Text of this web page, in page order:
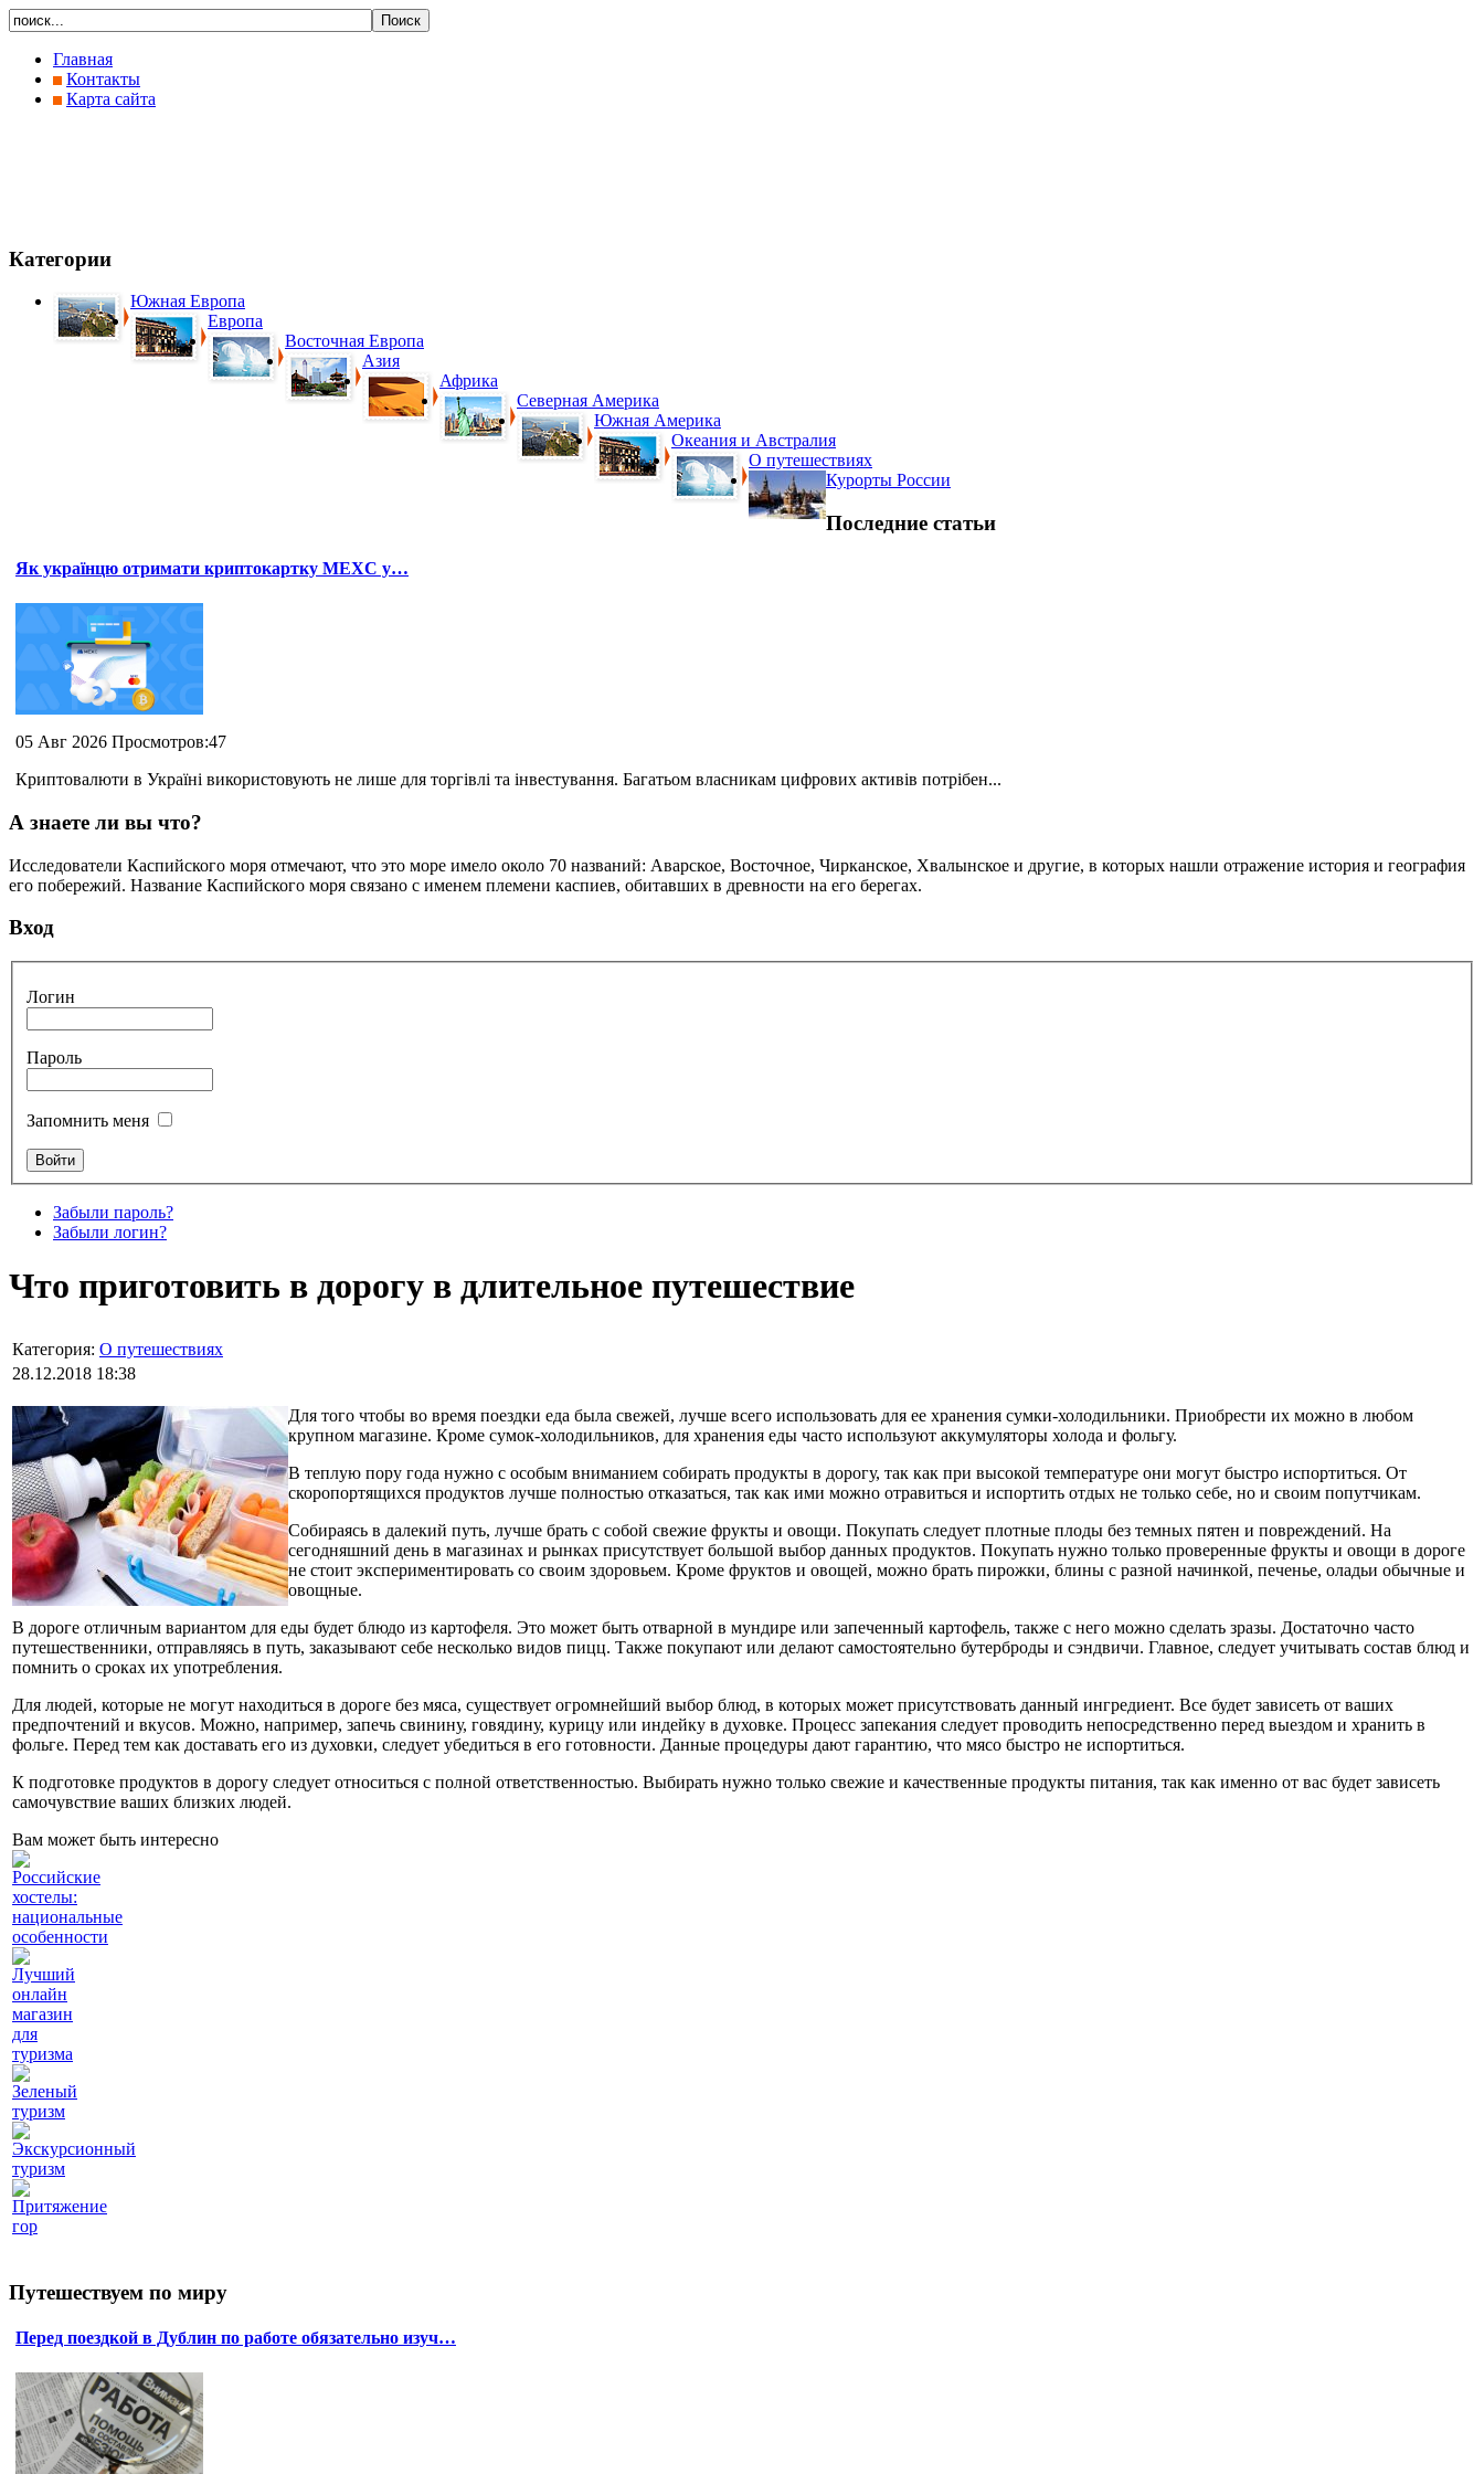
Главная
Контакты
Карта сайта
Категории
Южная Европа
Европа
Восточная Европа
Азия
Африка
Северная Америка
Южная Америка
Океания и Австралия
О путешествиях
Курорты России
Последние статьи
Як українцю отримати криптокартку MEXC у…
05 Авг 2026 Просмотров:47
Криптовалюти в Україні використовують не лише для торгівлі та інвестування. Багатьом власникам цифрових активів потрібен...
А знаете ли вы что?
Исследователи Каспийского моря отмечают, что это море имело около 70 названий: Аварское, Восточное, Чирканское, Хвалынское и другие, в которых нашли отражение история и география
его побережий. Название Каспийского моря связано с именем племени каспиев, обитавших в древности на его берегах.
Вход
Логин
Пароль
Запомнить меня
Забыли пароль?
Забыли логин?
Что приготовить в дорогу в длительное путешествие
Категория: О путешествиях
28.12.2018 18:38
Для того чтобы во время поездки еда была свежей, лучше всего использовать для ее хранения сумки-холодильники. Приобрести их можно в любом
крупном магазине. Кроме сумок-холодильников, для хранения еды часто используют аккумуляторы холода и фольгу.
В теплую пору года нужно с особым вниманием собирать продукты в дорогу, так как при высокой температуре они могут быстро испортиться. От
скоропортящихся продуктов лучше полностью отказаться, так как ими можно отравиться и испортить отдых не только себе, но и своим попутчикам.
Собираясь в далекий путь, лучше брать с собой свежие фрукты и овощи. Покупать следует плотные плоды без темных пятен и повреждений. На
сегодняшний день в магазинах и рынках присутствует большой выбор данных продуктов. Покупать нужно только проверенные фрукты и овощи в дороге
не стоит экспериментировать со своим здоровьем. Кроме фруктов и овощей, можно брать пирожки, блины с разной начинкой, печенье, оладьи обычные и
овощные.
В дороге отличным вариантом для еды будет блюдо из картофеля. Это может быть отварной в мундире или запеченный картофель, также с него можно сделать зразы. Достаточно часто
путешественники, отправляясь в путь, заказывают себе несколько видов пицц. Также покупают или делают самостоятельно бутерброды и сэндвичи. Главное, следует учитывать состав блюд и
помнить о сроках их употребления.
Для людей, которые не могут находиться в дороге без мяса, существует огромнейший выбор блюд, в которых может присутствовать данный ингредиент. Все будет зависеть от ваших
предпочтений и вкусов. Можно, например, запечь свинину, говядину, курицу или индейку в духовке. Процесс запекания следует проводить непосредственно перед выездом и хранить в
фольге. Перед тем как доставать его из духовки, следует убедиться в его готовности. Данные процедуры дают гарантию, что мясо быстро не испортиться.
К подготовке продуктов в дорогу следует относиться с полной ответственностью. Выбирать нужно только свежие и качественные продукты питания, так как именно от вас будет зависеть
самочувствие ваших близких людей.
Вам может быть интересно
Российские
хостелы:
национальные
особенности
Лучший
онлайн
магазин
для
туризма
Зеленый
туризм
Экскурсионный
туризм
Притяжение
гор
Путешествуем по миру
Перед поездкой в Дублин по работе обязательно изуч…